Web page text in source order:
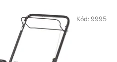
Kód: 9995